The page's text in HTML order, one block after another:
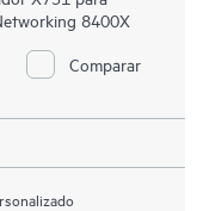
8400X
Comparar